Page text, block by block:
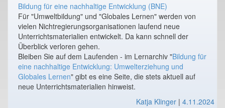
Bildung für eine nachhaltige Entwicklung (BNE)
Für "Umweltbildung" und "Globales Lernen" werden von
vielen Nichtregierungsorganisationen laufend neue
Unterrichtsmaterialien entwickelt. Da kann schnell der
Überblick verloren gehen.
Bleiben Sie auf dem Laufenden - im Lernarchiv "Bildung für
eine nachhaltige Entwicklung: Umwelterziehung und
Globales Lernen" gibt es eine Seite, die stets aktuell auf
neue Unterrichtsmaterialien hinweist.
Katja Klinger | 4.11.2024